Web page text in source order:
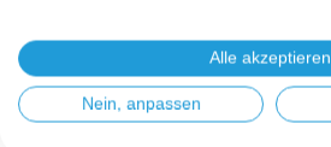
Fronius + BYD
GoodWe
GoodWe + GoodWe
GoodWe + BYD
Alle akzeptieren
Nein, anpassen